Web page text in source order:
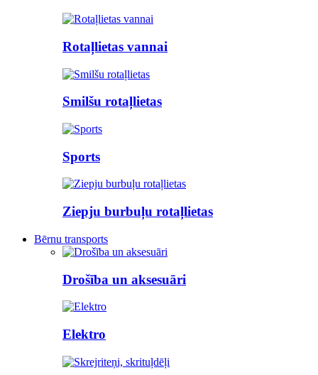
Rotaļlietas vannai
Smilšu rotaļlietas
Sports
Ziepju burbuļu rotaļlietas
Bērnu transports
Drošība un aksesuāri
Elektro